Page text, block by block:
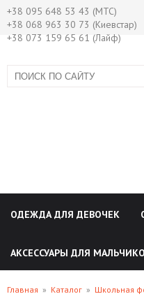
+38 095 648 53 43 (МТС)
+38 068 963 30 73 (Киевстар)
+38 073 159 65 61 (Лайф)
ОДЕЖДА ДЛЯ ДЕВОЧЕК
АКСЕССУАРЫ ДЛЯ
Главная » Каталог » Школьная